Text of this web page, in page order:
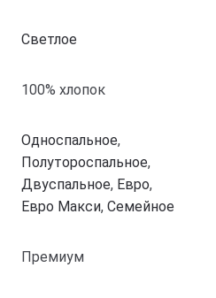
Светлое
100% хлопок
Односпальное,
Полутороспальное,
Двуспальное, Евро,
Евро Макси,Семейное
Премиум